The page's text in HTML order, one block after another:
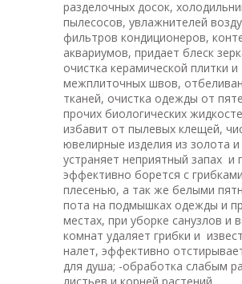
разделочных досок,
пылесосов, увлажнителей
фильтров кондиционеров,
аквариумов, придает блеск
очистка керамической плитки и
межплиточных швов,
тканей, очистка одежды от
прочих биологических
избавит от пылевых клещей,
ювелирные изделия из золота и
устраняет неприятный запах и
эффективно борется с
плесенью, а так же белыми
пота на подмышках одежды и
местах, при уборке санузлов и
комнат удаляет грибки и
налет, эффективно
для душа; -обработка слабым